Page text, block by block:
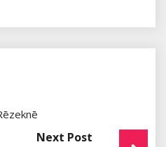
Next Post